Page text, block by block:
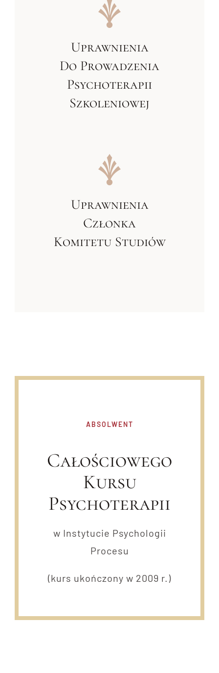
Uprawnienia
Do Prowadzenia
Psychoterapii
Szkoleniowej
Uprawnienia
Członka
Komitetu Studiów
ABSOLWENT
Całościowego
Kursu
Psychoterapii
w Instytucie Psychologii
Procesu
(kurs ukończony w 2009 r.)